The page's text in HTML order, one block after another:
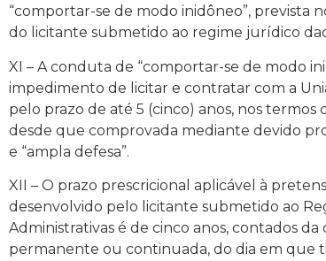
“comportar-se de modo inidôneo”, prevista
do licitante submetido ao regime jurídico
XI – A conduta de “comportar-se de modo
impedimento de licitar e contratar com a
pelo prazo de até 5 (cinco) anos, nos termos
desde que comprovada mediante devido
e “ampla defesa”.
XII – O prazo prescricional aplicável à
desenvolvido pelo licitante submetido ao
Administrativas é de cinco anos, contados
permanente ou continuada, do dia em que